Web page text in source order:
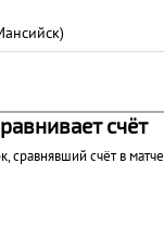
счёт
сравнявший счёт в матче